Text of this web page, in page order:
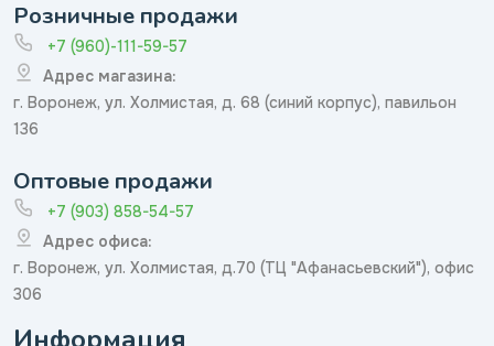
Розничные продажи
+7 (960)-111-59-57
Адрес магазина:
г. Воронеж, ул. Холмистая, д. 68 (синий корпус), павильон
136
Оптовые продажи
+7 (903) 858-54-57
Адрес офиса:
г. Воронеж, ул. Холмистая, д.70 (ТЦ "Афанасьевский"), офис
306